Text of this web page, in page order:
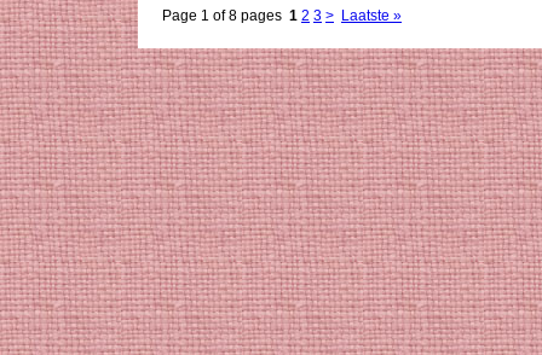
Page 1 of 8 pages 1 2 3 > Laatste »